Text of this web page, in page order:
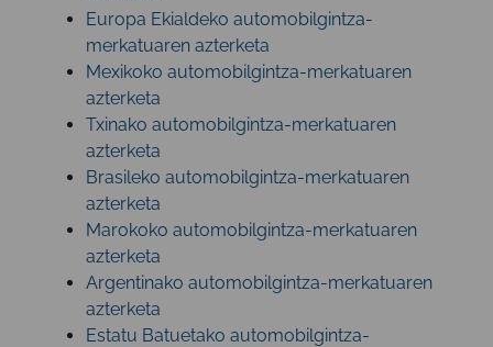
Europa Ekialdeko automobilgintza-
merkatuaren azterketa
Mexikoko automobilgintza-merkatuaren
azterketa
Txinako automobilgintza-merkatuaren
azterketa
Brasileko automobilgintza-merkatuaren
azterketa
Marokoko automobilgintza-merkatuaren
azterketa
Argentinako automobilgintza-merkatuaren
azterketa
Estatu Batuetako automobilgintza-